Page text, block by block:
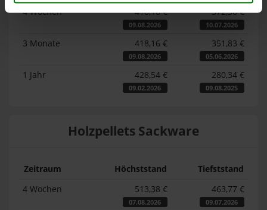
4 Wochen
418,16 €
09.08.2026
372,36 €
10.07.2026
3 Monate 418,16 €
09.08.2026
351,83 €
05.06.2026
1 Jahr 428,54 €
09.02.2026
280,34 €
09.08.2025
Holzpellets Sackware
Zeitraum Höchststand
Tiefststand
4 Wochen
513,38 €
07.08.2026
463,77 €
09.07.2026